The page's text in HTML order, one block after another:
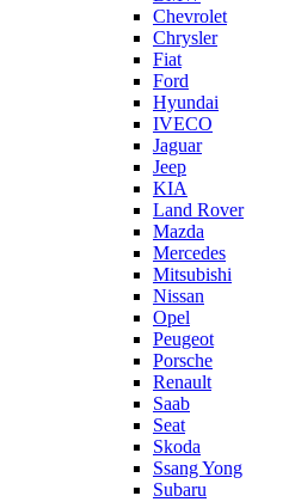
Chevrolet
Chrysler
Fiat
Ford
Hyundai
IVECO
Jaguar
Jeep
KIA
Land Rover
Mazda
Mercedes
Mitsubishi
Nissan
Opel
Peugeot
Porsche
Renault
Saab
Seat
Skoda
Ssang Yong
Subaru